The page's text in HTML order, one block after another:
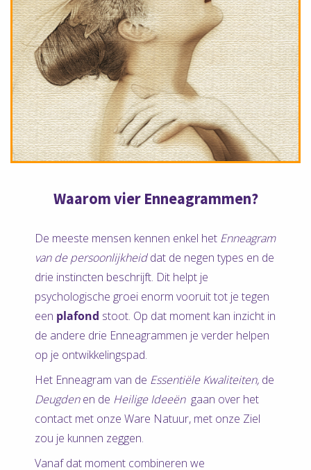
Waarom vier Enneagrammen?
De meeste mensen kennen enkel het Enneagram
van de persoonlijkheiddat de negen types en de
drie instincten beschrijft. Dit helpt je
psychologische groei enorm vooruit tot je tegen
een plafond stoot. Op dat moment kan inzicht in
de andere drie Enneagrammen je verder helpen
op je ontwikkelingspad.
Het Enneagram van de Essentiële Kwaliteiten, de
Deugdenen de Heilige Ideeën gaan over het
contact met onze Ware Natuur, met onze Ziel
zou je kunnen zeggen.
Vanaf dat moment combineren we